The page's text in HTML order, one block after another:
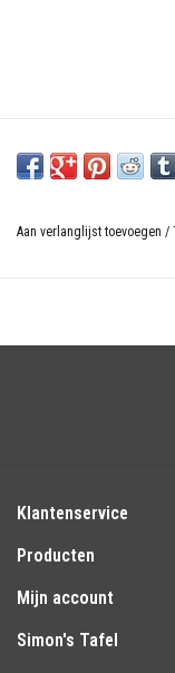
Aan verlanglijst toevoegen /
Klantenservice
Producten
Mijn account
Simon's Tafel